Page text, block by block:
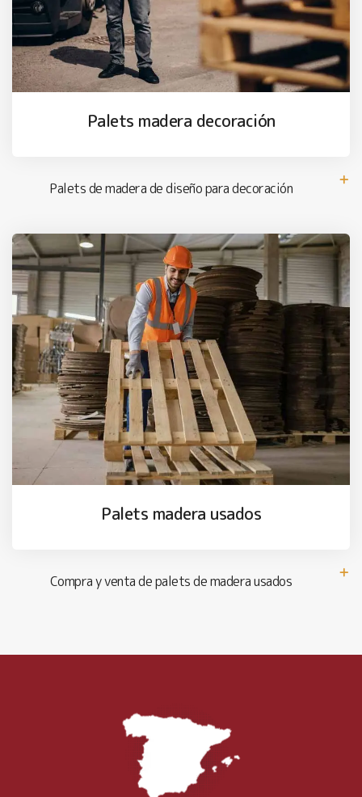
Palets madera decoración
Palets de madera de diseño para decoración
Palets madera usados
Compra y venta de palets de madera usados